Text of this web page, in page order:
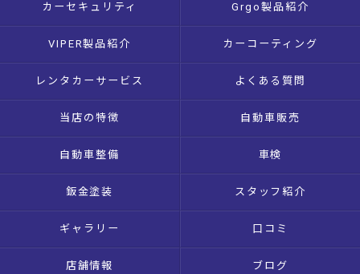
カーセキュリティ Grgo製品紹介
VIPER製品紹介 カーコーティング
レンタカーサービス よくある質問
当店の特徴 自動車販売
自動車整備 車検
鈑金塗装 スタッフ紹介
ギャラリー 口コミ
店舗情報 ブログ